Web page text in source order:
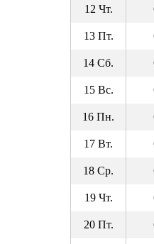
12 Чт.
13 Пт.
14 Сб.
15 Вс.
16 Пн.
17 Вт.
18 Ср.
19 Чт.
20 Пт.